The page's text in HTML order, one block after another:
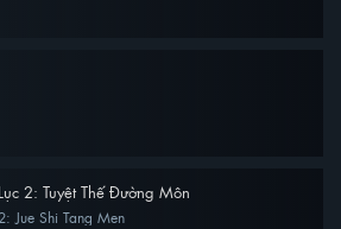
2: Tuyệt Thế Đường Môn
Jue Shi Tang Men